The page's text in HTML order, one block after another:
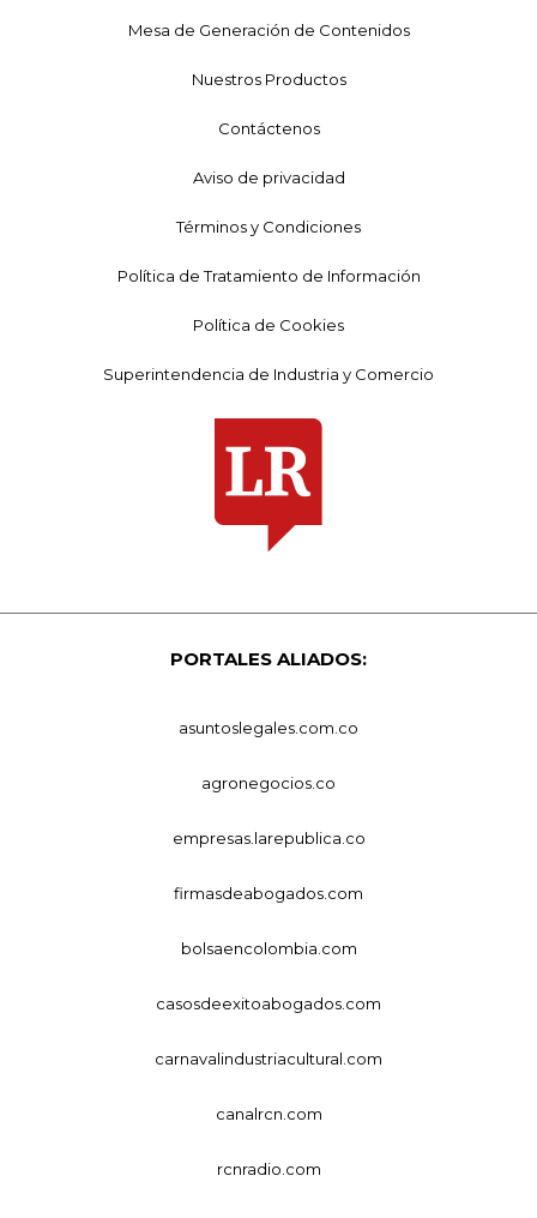
Mesa de Generación de Contenidos
Nuestros Productos
Contáctenos
Aviso de privacidad
Términos y Condiciones
Política de Tratamiento de Información
Política de Cookies
Superintendencia de Industria y Comercio
PORTALES ALIADOS:
asuntoslegales.com.co
agronegocios.co
empresas.larepublica.co
firmasdeabogados.com
bolsaencolombia.com
casosdeexitoabogados.com
carnavalindustriacultural.com
canalrcn.com
rcnradio.com